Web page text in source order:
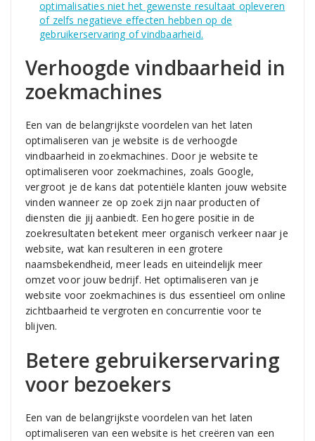
optimalisaties niet het gewenste resultaat opleveren
of zelfs negatieve effecten hebben op de
gebruikerservaring of vindbaarheid.
Verhoogde vindbaarheid in
zoekmachines
Een van de belangrijkste voordelen van het laten
optimaliseren van je website is de verhoogde
vindbaarheid in zoekmachines. Door je website te
optimaliseren voor zoekmachines, zoals Google,
vergroot je de kans dat potentiële klanten jouw website
vinden wanneer ze op zoek zijn naar producten of
diensten die jij aanbiedt. Een hogere positie in de
zoekresultaten betekent meer organisch verkeer naar je
website, wat kan resulteren in een grotere
naamsbekendheid, meer leads en uiteindelijk meer
omzet voor jouw bedrijf. Het optimaliseren van je
website voor zoekmachines is dus essentieel om online
zichtbaarheid te vergroten en concurrentie voor te
blijven.
Betere gebruikerservaring
voor bezoekers
Een van de belangrijkste voordelen van het laten
optimaliseren van een website is het creëren van een